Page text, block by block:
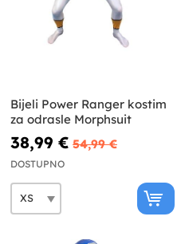
Bijeli Power Ranger kostim
za odrasle Morphsuit
38,99 € 54,99 €
DOSTUPNO